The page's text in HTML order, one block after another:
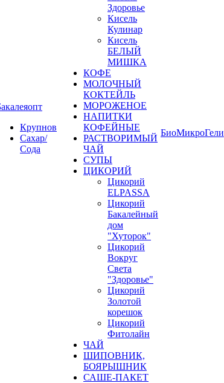
Крупнов
Сахар/
Сода
Здоровье
Кисель
Кулинар
Кисель
БЕЛЫЙ
МИШКА
КОФЕ
МОЛОЧНЫЙ
КОКТЕЙЛЬ
МОРОЖЕНОЕ
НАПИТКИ
КОФЕЙНЫЕ
РАСТВОРИМЫЙ
ЧАЙ
СУПЫ
ЦИКОРИЙ
Цикорий
ELPASSA
Цикорий
Бакалейный
дом
"Хуторок"
Цикорий
Вокруг
Света
"Здоровье"
Цикорий
Золотой
корешок
Цикорий
Фитолайн
ЧАЙ
ШИПОВНИК,
БОЯРЫШНИК
САШЕ-ПАКЕТ
БиоМикроГели